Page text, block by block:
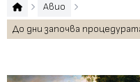
Авио
До дни започва